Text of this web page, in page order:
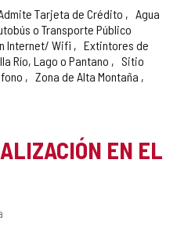
Tarjeta de Crédito
Agua
o Transporte Público
Internet/ Wifi
Extintores de
Río, Lago o Pantano
Sitio
Zona de Alta Montaña
EN EL